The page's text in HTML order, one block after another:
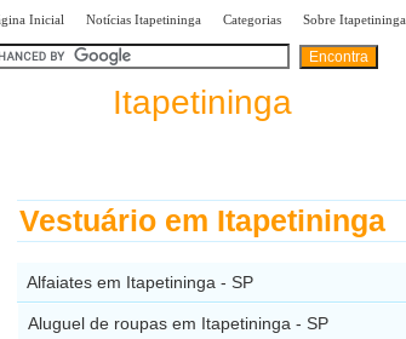
Inicial Notícias Itapetininga Categorias Sobre Itapetininga
Itapetininga
Vestuário em Itapetininga
Alfaiates em Itapetininga - SP
Aluguel de roupas em Itapetininga - SP